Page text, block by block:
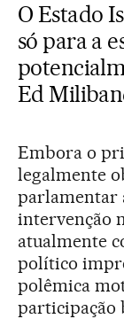
O Estado
só para a
Ed
Embora o
legalmente
parlamentar
intervenção
atualmente
político
polêmica
participação